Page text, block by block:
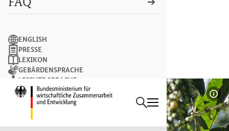
Startseite des
Suchbegriff
Suchen
ENGLISH
PRESSE
LEXIKON
GEBÄRDENSPRACHE
LEICHTE SPRACHE
NEWSLETTER